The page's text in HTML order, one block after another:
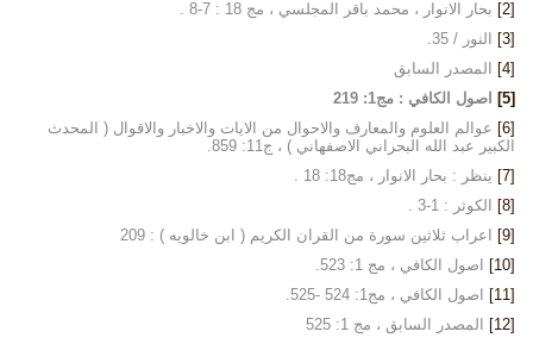
[2]
بحار الانوار ، محمد باقر المجلسي ، مج 18 : 7-8 .
[3]
النور / 35.
[4]
المصدر السابق
[5]
اصول الكافي : مج1: 219
[6]
عوالم العلوم والمعارف والاحوال من الايات والاخبار والاقوال ( المحدث
الكبير عبد الله البحراني الاصفهاني ) ، ج11: 859.
[7]
ينظر : بحار الانوار ، مج18: 18 .
[8]
الكوثر : 1-3 .
[9]
اعراب ثلاثين سورة من القران الكريم ( ابن خالويه ) : 209
[10]
اصول الكافي ، مج 1: 523.
[11]
اصول الكافي ، مج1: 524 -525.
[12]
المصدر السابق ، مج 1: 525